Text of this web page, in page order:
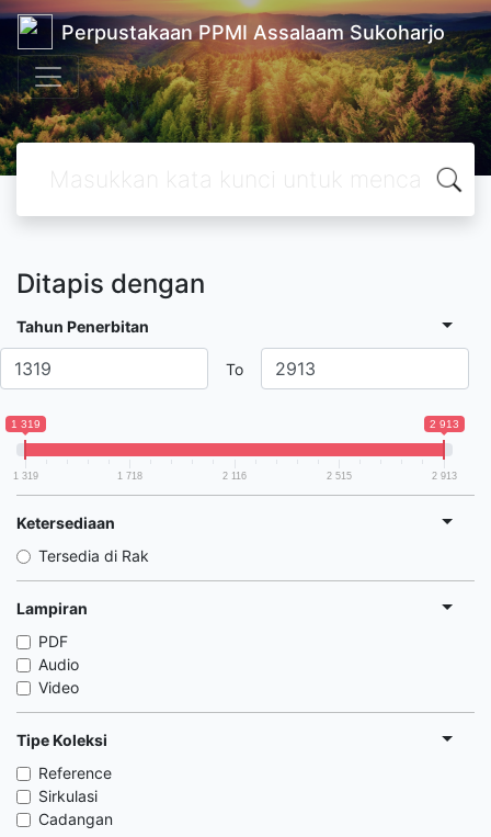
Perpustakaan PPMI Assalaam Sukoharjo
Ditapis dengan
Tahun Penerbitan
To
1 319 2 913
1 319 1 718 2 116 2 515 2 913
Ketersediaan
Tersedia di Rak
Lampiran
PDF
Audio
Video
Tipe Koleksi
Reference
Sirkulasi
Cadangan